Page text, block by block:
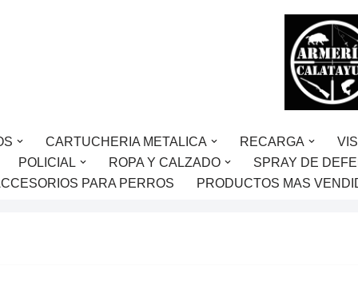
CARTUCHERIA METALICA RECARGA
POLICIAL ROPA Y CALZADO SPRAY DE
PARA PERROS
PRODUCTOS MAS